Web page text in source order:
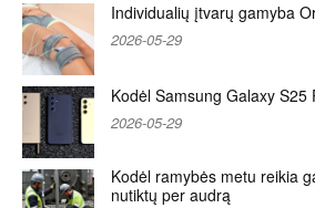
Individualių įtvarų gamyba
2026-05-29
Kodėl Samsung Galaxy
2026-05-29
Kodėl ramybės metu reikia
nutiktų per audrą